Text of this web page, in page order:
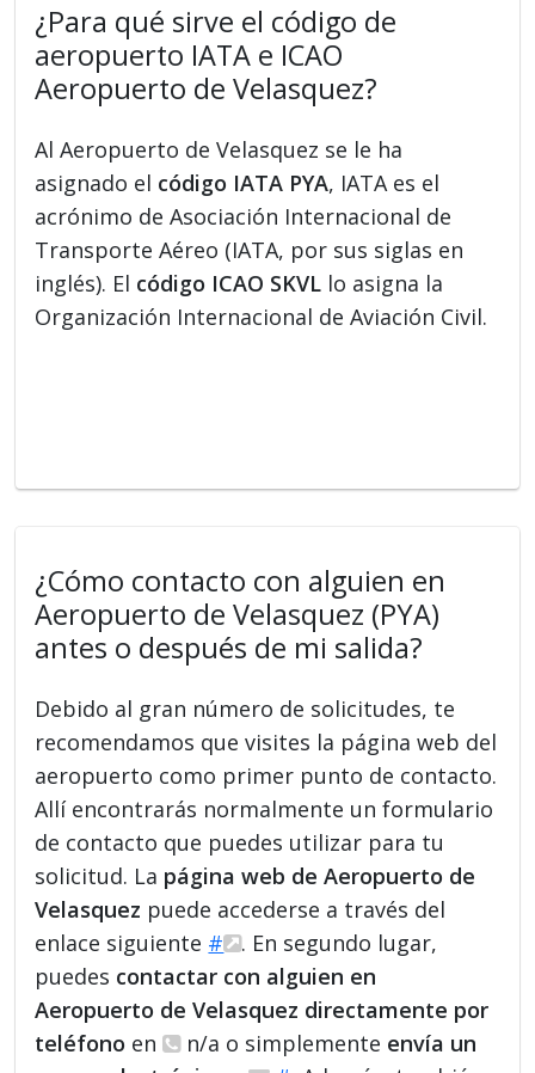
¿Para qué sirve el código de
aeropuerto IATA e ICAO
Aeropuerto de Velasquez?
Al Aeropuerto de Velasquez se le ha
asignado el código IATA PYA, IATA es el
acrónimo de Asociación Internacional de
Transporte Aéreo (IATA, por sus siglas en
inglés). El código ICAO SKVL lo asigna la
Organización Internacional de Aviación Civil.
¿Cómo contacto con alguien en
Aeropuerto de Velasquez (PYA)
antes o después de mi salida?
Debido al gran número de solicitudes, te
recomendamos que visites la página web del
aeropuerto como primer punto de contacto.
Allí encontrarás normalmente un formulario
de contacto que puedes utilizar para tu
solicitud. La página web de Aeropuerto de
Velasquez puede accederse a través del
enlace siguiente #
. En segundo lugar,
puedes contactar con alguien en
Aeropuerto de Velasquez directamente por
teléfono en n/a o simplemente envía un